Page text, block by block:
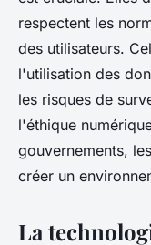
respectent les
des utilisateurs.
l'utilisation des
les risques de
l'éthique
gouvernements,
créer un
La